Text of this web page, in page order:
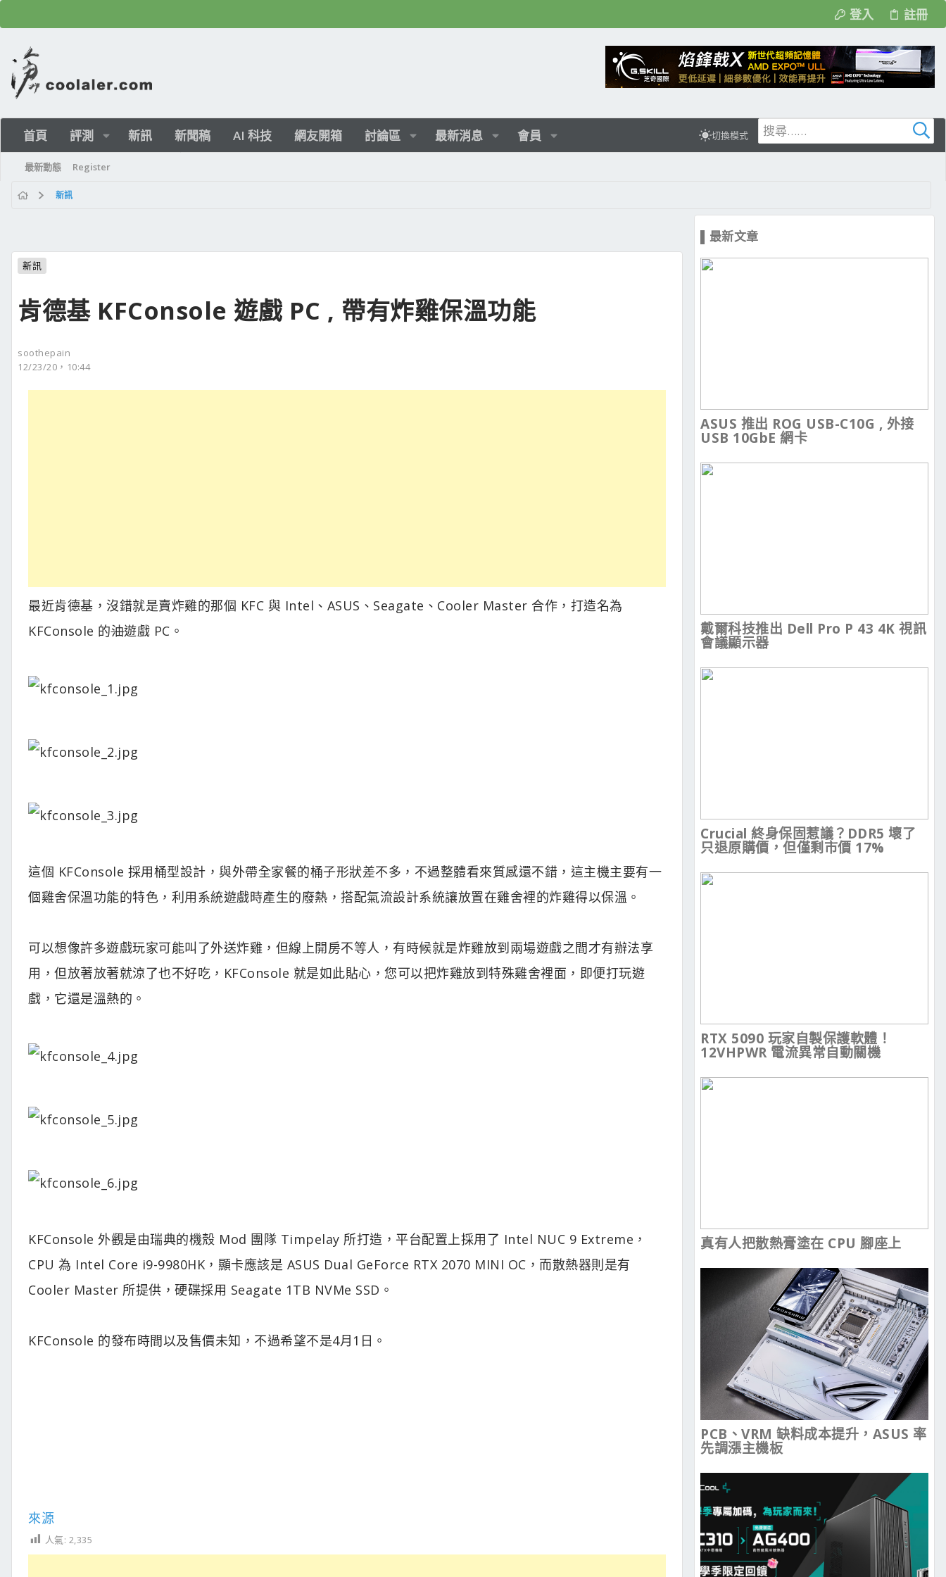
登入 註冊
首頁 評測 新訊 新聞稿 AI 科技 網友開箱 討論區 最新消息 會員 切換模式
最新動態 Register
新訊
新訊
肯德基 KFConsole 遊戲 PC , 帶有炸雞保溫功能
soothepain
12/23/20，10:44
最近肯德基，沒錯就是賣炸雞的那個 KFC 與 Intel、ASUS、Seagate、Cooler Master 合作，打造名為
KFConsole 的油遊戲 PC。
這個 KFConsole 採用桶型設計，與外帶全家餐的桶子形狀差不多，不過整體看來質感還不錯，這主機主要有一
個雞舍保溫功能的特色，利用系統遊戲時產生的廢熱，搭配氣流設計系統讓放置在雞舍裡的炸雞得以保溫。
可以想像許多遊戲玩家可能叫了外送炸雞，但線上開房不等人，有時候就是炸雞放到兩場遊戲之間才有辦法享
用，但放著放著就涼了也不好吃，KFConsole 就是如此貼心，您可以把炸雞放到特殊雞舍裡面，即便打玩遊
戲，它還是溫熱的。
KFConsole 外觀是由瑞典的機殼 Mod 團隊 Timpelay 所打造，平台配置上採用了 Intel NUC 9 Extreme，
CPU 為 Intel Core i9-9980HK，顯卡應該是 ASUS Dual GeForce RTX 2070 MINI OC，而散熱器則是有
Cooler Master 所提供，硬碟採用 Seagate 1TB NVMe SSD。
KFConsole 的發布時間以及售價未知，不過希望不是4月1日。
來源
人氣: 2,335
▌最新文章
ASUS 推出 ROG USB-C10G , 外接
USB 10GbE 網卡
戴爾科技推出 Dell Pro P 43 4K 視訊
會議顯示器
Crucial 終身保固惹議？DDR5 壞了
只退原購價，但僅剩市價 17%
RTX 5090 玩家自製保護軟體！
12VHPWR 電流異常自動關機
真有人把散熱膏塗在 CPU 腳座上
PCB、VRM 缺料成本提升，ASUS 率
先調漲主機板